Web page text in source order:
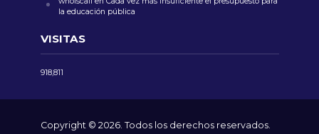
la educación pública
VISITAS
918,811
Copyright © 2026. Todos los derechos reservados.